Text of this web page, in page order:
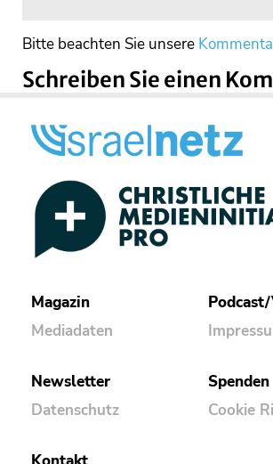
Bitte beachten Sie unsere
Schreiben Sie einen
Magazin
Mediadaten
Newsletter
Datenschutz
Spenden
Cookie